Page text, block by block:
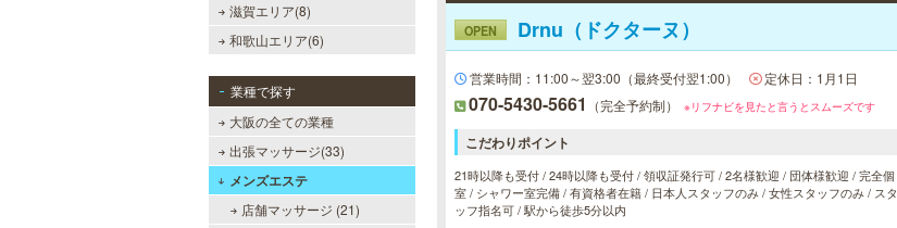
滋賀エリア(8)
和歌山エリア(6)
業種で探す
大阪の全ての業種
出張マッサージ(33)
メンズエステ
店舗マッサージ (21)
OPEN Drnu（ドクターヌ）
営業時間：11:00～翌3:00（最終受付翌1:00） 定休日：1月1日
070-5430-5661 （完全予約制） ※リフナビを見たと言うとスムーズです
こだわりポイント
21時以降も受付 / 24時以降も受付 / 領収証発行可 / 2名様歓迎 / 団体様歓迎 / 完全個
室 / シャワー室完備 / 有資格者在籍 / 日本人スタッフのみ / 女性スタッフのみ / スタ
ッフ指名可 / 駅から徒歩5分以内